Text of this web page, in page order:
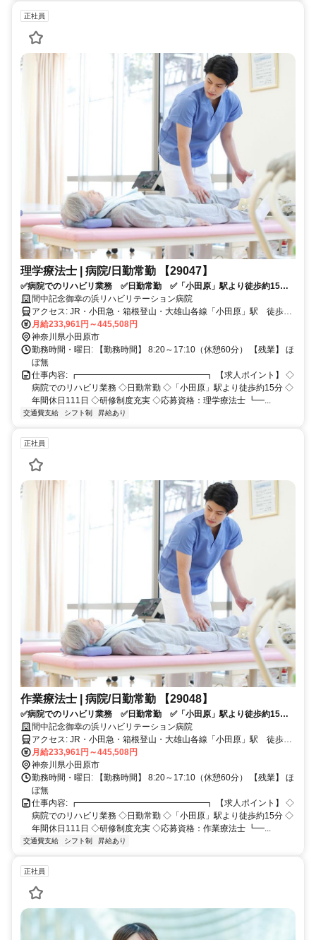
正社員
理学療法士 | 病院/日勤常勤 【29047】
✅病院でのリハビリ業務 ✅日勤常勤 ✅「小田原」駅より徒歩約15
分 ✅年間休日111日 ✅研修制度充実 ✅応募資格：理学療法士
間中記念御幸の浜リハビリテーション病院
アクセス: JR・小田急・箱根登山・大雄山各線「小田原」駅 徒歩約
15分
月給233,961円～445,508円
神奈川県小田原市
勤務時間・曜日: 【勤務時間】 8:20～17:10（休憩60分） 【残業】 ほ
ぼ無
仕事内容: ┏━━━━━━━━━━━━━━━┓ 【求人ポイント】 ◇
病院でのリハビリ業務 ◇日勤常勤 ◇「小田原」駅より徒歩約15分 ◇
年間休日111日 ◇研修制度充実 ◇応募資格：理学療法士 ┗━...
交通費支給 シフト制 昇給あり
正社員
作業療法士 | 病院/日勤常勤 【29048】
✅病院でのリハビリ業務 ✅日勤常勤 ✅「小田原」駅より徒歩約15
分 ✅年間休日111日 ✅研修制度充実 ✅応募資格：作業療法士
間中記念御幸の浜リハビリテーション病院
アクセス: JR・小田急・箱根登山・大雄山各線「小田原」駅 徒歩約
15分
月給233,961円～445,508円
神奈川県小田原市
勤務時間・曜日: 【勤務時間】 8:20～17:10（休憩60分） 【残業】 ほ
ぼ無
仕事内容: ┏━━━━━━━━━━━━━━━┓ 【求人ポイント】 ◇
病院でのリハビリ業務 ◇日勤常勤 ◇「小田原」駅より徒歩約15分 ◇
年間休日111日 ◇研修制度充実 ◇応募資格：作業療法士 ┗━...
交通費支給 シフト制 昇給あり
正社員